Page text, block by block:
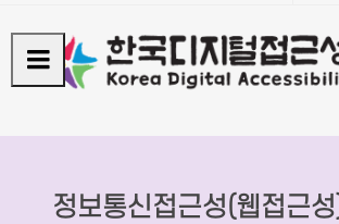
정보통신접근성(웹접근